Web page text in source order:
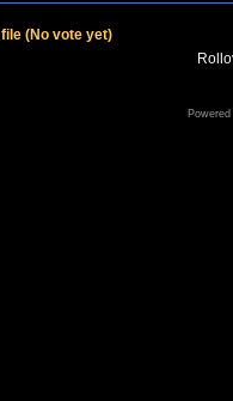
(No vote yet)